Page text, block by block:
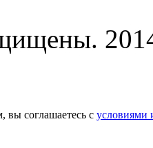
вы соглашаетесь с условиями